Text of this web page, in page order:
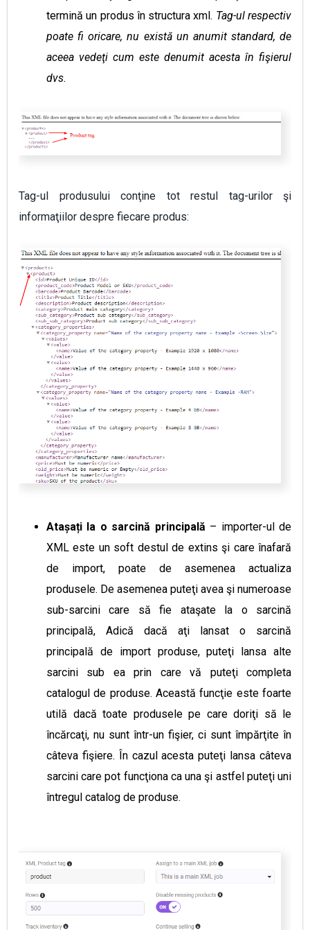
termină un produs în structura xml. Tag-ul respectiv
poate fi oricare, nu există un anumit standard, de
aceea vedeţi cum este denumit acesta în fişierul
dvs.
Tag-ul produsului conţine tot restul tag-urilor şi
informaţiilor despre fiecare produs:
Atașați la o sarcină principală – importer-ul de
XML este un soft destul de extins şi care înafară
de import, poate de asemenea actualiza
produsele. De asemenea puteţi avea şi numeroase
sub-sarcini care să fie ataşate la o sarcină
principală, Adică dacă aţi lansat o sarcină
principală de import produse, puteţi lansa alte
sarcini sub ea prin care vă puteţi completa
catalogul de produse. Această funcţie este foarte
utilă dacă toate produsele pe care doriţi să le
încărcaţi, nu sunt într-un fişier, ci sunt împărţite în
câteva fişiere. În cazul acesta puteţi lansa câteva
sarcini care pot funcţiona ca una şi astfel puteţi uni
întregul catalog de produse.